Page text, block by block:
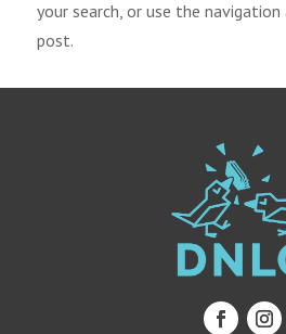
your search, or use the
post.